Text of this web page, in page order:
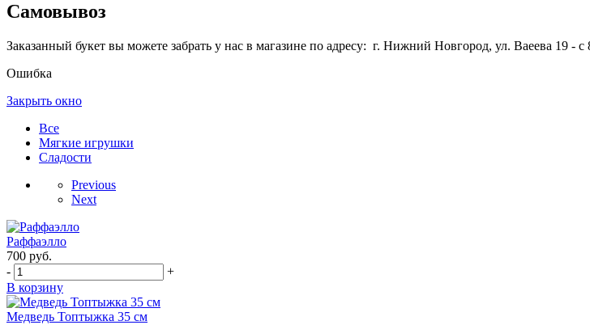
Самовывоз
Заказанный букет вы можете забрать у нас в магазине по адресу: г. Нижний Новгород, ул. Ваеева 19 -
Ошибка
Закрыть окно
Все
Мягкие игрушки
Сладости
Previous
Next
Раффаэлло
700 руб.
-
+
В корзину
Медведь Топтыжка 35 см